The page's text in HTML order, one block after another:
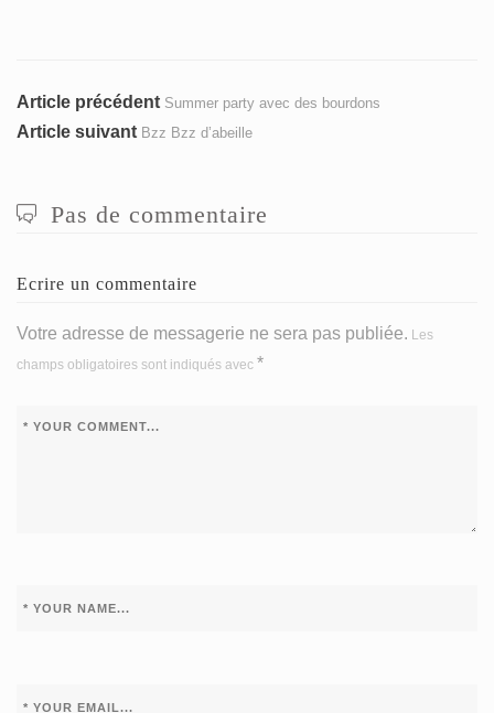
Navigation
de
Article précédent Article
précédent
Summer party avec des bourdons
Article suivant Article
Bzz Bzz d’abeille
Pas de commentaire
Ecrire un commentaire
Votre adresse de messagerie ne sera pas publiée. Les
champs obligatoires sont indiqués avec *